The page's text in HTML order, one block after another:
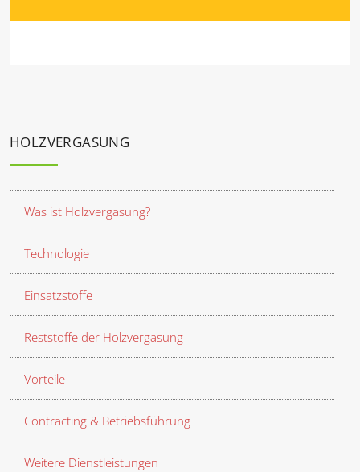
HOLZVERGASUNG
Was ist Holzvergasung?
Technologie
Einsatzstoffe
Reststoffe der Holzvergasung
Vorteile
Contracting & Betriebsführung
Weitere Dienstleistungen